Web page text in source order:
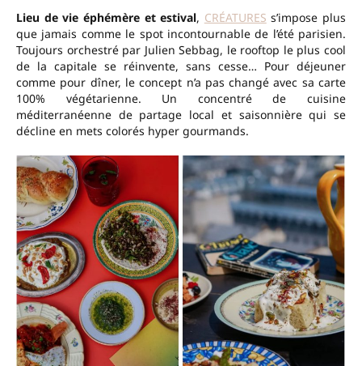
Lieu de vie éphémère et estival, CRÉATURES s’impose plus
que jamais comme le spot incontournable de l’été parisien.
Toujours orchestré par Julien Sebbag, le rooftop le plus cool
de la capitale se réinvente, sans cesse… Pour déjeuner
comme pour dîner, le concept n’a pas changé avec sa carte
100% végétarienne. Un concentré de cuisine
méditerranéenne de partage local et saisonnière qui se
décline en mets colorés hyper gourmands.